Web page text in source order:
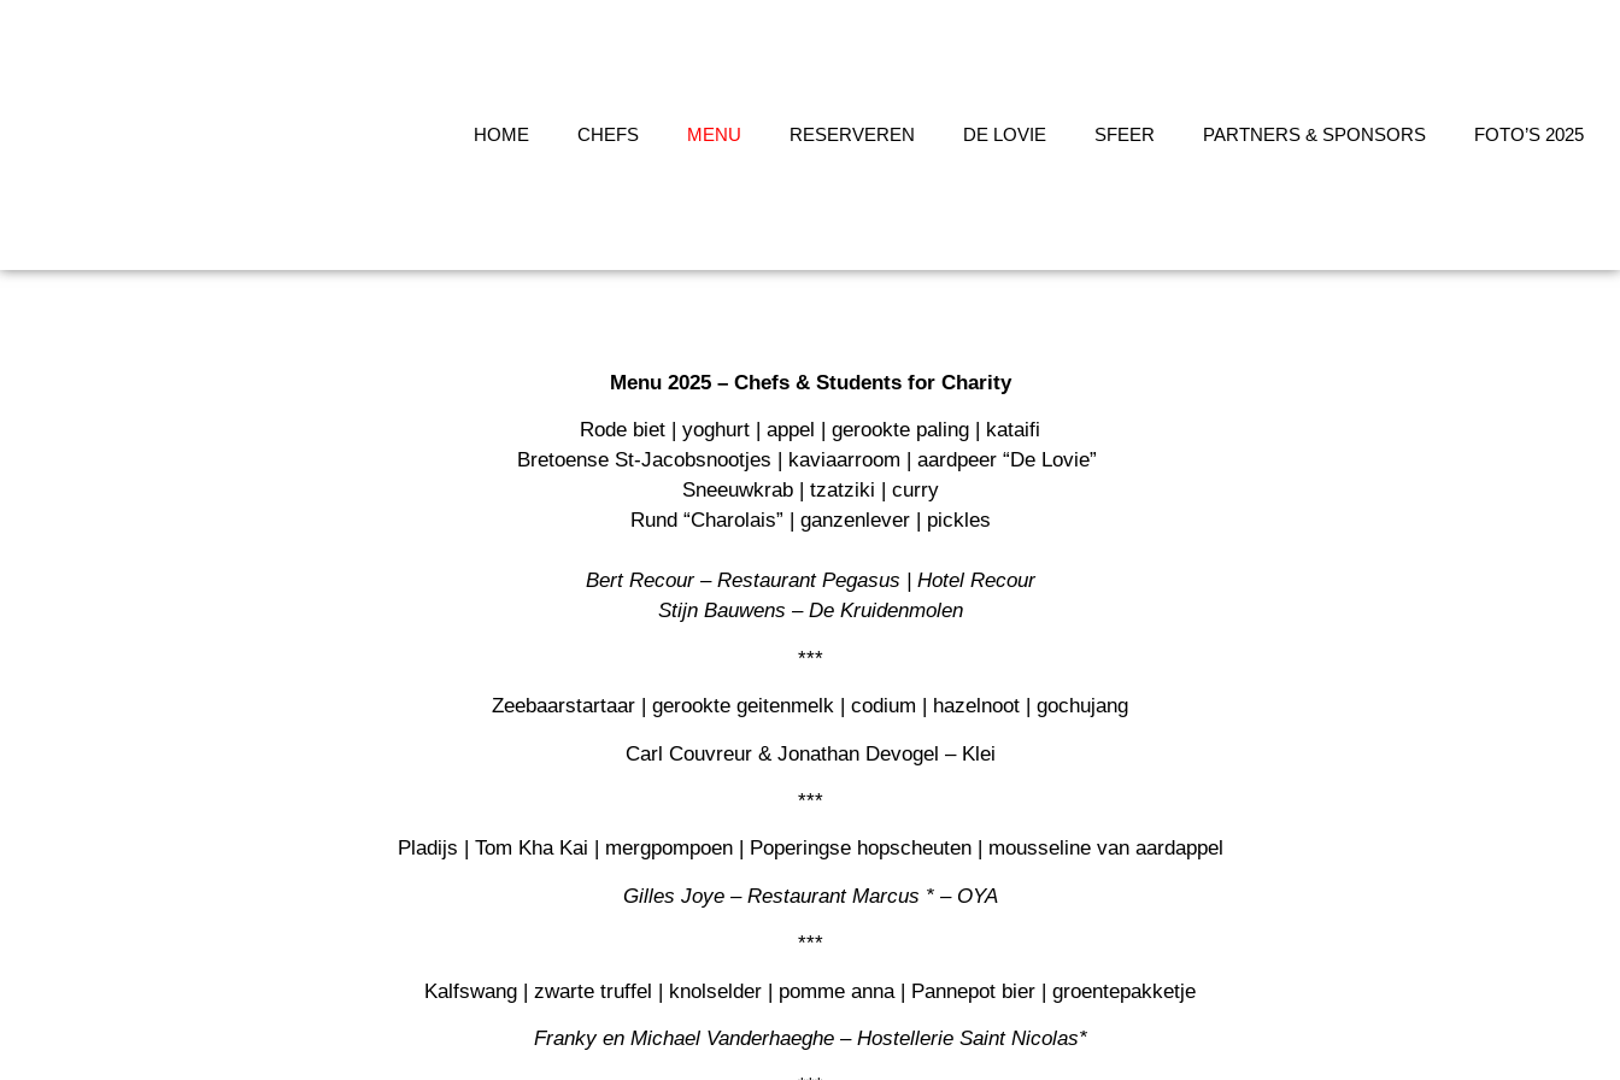
HOME CHEFS MENU RESERVEREN DE LOVIE SFEER PARTNERS & SPONSORS FOTO’S 2025
Menu 2025 – Chefs & Students for Charity
Rode biet | yoghurt | appel | gerookte paling | kataifi
Bretoense St-Jacobsnootjes | kaviaarroom | aardpeer “De Lovie”
Sneeuwkrab | tzatziki | curry
Rund “Charolais” | ganzenlever | pickles
Bert Recour – Restaurant Pegasus | Hotel Recour
Stijn Bauwens – De Kruidenmolen
***
Zeebaarstartaar | gerookte geitenmelk | codium | hazelnoot | gochujang
Carl Couvreur & Jonathan Devogel – Klei
***
Pladijs | Tom Kha Kai | mergpompoen | Poperingse hopscheuten | mousseline van aardappel
Gilles Joye – Restaurant Marcus * – OYA
***
Kalfswang | zwarte truffel | knolselder | pomme anna | Pannepot bier | groentepakketje
Franky en Michael Vanderhaeghe – Hostellerie Saint Nicolas*